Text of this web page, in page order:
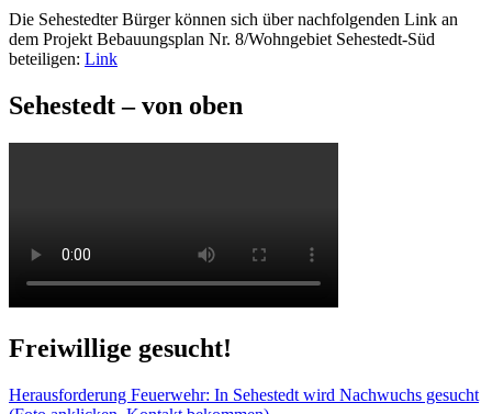
Die Sehestedter Bürger können sich über nachfolgenden Link an
dem Projekt Bebauungsplan Nr. 8/Wohngebiet Sehestedt-Süd
beteiligen: Link
Sehestedt – von oben
Freiwillige gesucht!
Herausforderung Feuerwehr: In Sehestedt wird Nachwuchs gesucht